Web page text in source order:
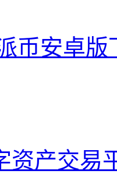
币安卓版
资产交易